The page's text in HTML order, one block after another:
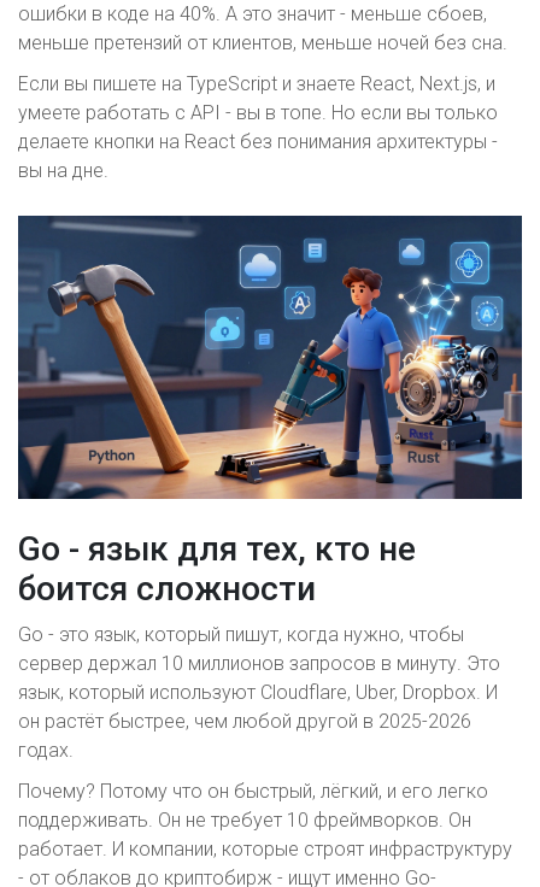
ошибки в коде на 40%. А это значит - меньше сбоев,
меньше претензий от клиентов, меньше ночей без сна.
Если вы пишете на TypeScript и знаете React, Next.js, и
умеете работать с API - вы в топе. Но если вы только
делаете кнопки на React без понимания архитектуры -
вы на дне.
Go - язык для тех, кто не
боится сложности
Go - это язык, который пишут, когда нужно, чтобы
сервер держал 10 миллионов запросов в минуту. Это
язык, который используют Cloudflare, Uber, Dropbox. И
он растёт быстрее, чем любой другой в 2025-2026
годах.
Почему? Потому что он быстрый, лёгкий, и его легко
поддерживать. Он не требует 10 фреймворков. Он
работает. И компании, которые строят инфраструктуру
- от облаков до криптобирж - ищут именно Go-